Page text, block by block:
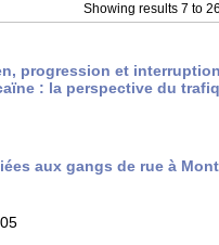
Showing results 7 to
progression et
: la perspective du
aux gangs de rue à